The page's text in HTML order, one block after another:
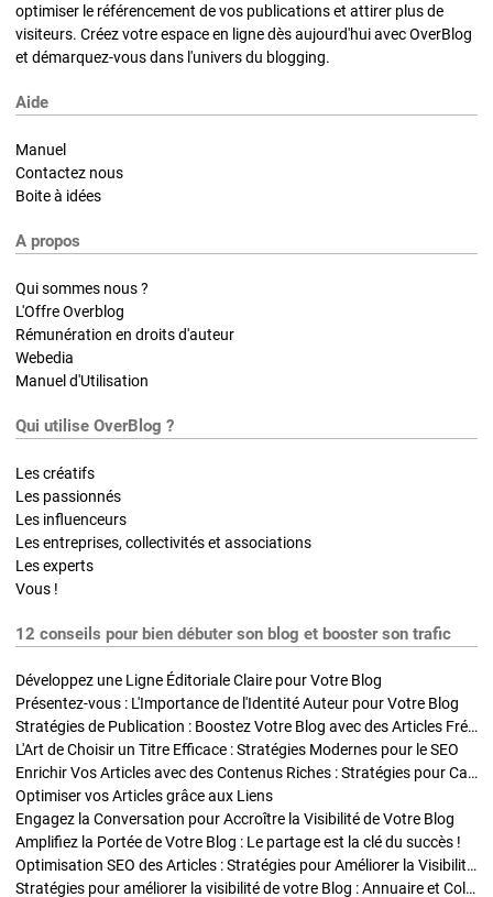
optimiser le référencement de vos publications et attirer plus de
visiteurs. Créez votre espace en ligne dès aujourd'hui avec OverBlog
et démarquez-vous dans l'univers du blogging.
Aide
Manuel
Contactez nous
Boite à idées
A propos
Qui sommes nous ?
L'Offre Overblog
Rémunération en droits d'auteur
Webedia
Manuel d'Utilisation
Qui utilise OverBlog ?
Les créatifs
Les passionnés
Les influenceurs
Les entreprises, collectivités et associations
Les experts
Vous !
12 conseils pour bien débuter son blog et booster son trafic
Développez une Ligne Éditoriale Claire pour Votre Blog
Présentez-vous : L'Importance de l'Identité Auteur pour Votre Blog
Stratégies de Publication : Boostez Votre Blog avec des Articles Fréquents et Exclusifs
L'Art de Choisir un Titre Efficace : Stratégies Modernes pour le SEO
Enrichir Vos Articles avec des Contenus Riches : Stratégies pour Captiver et Optimiser
Optimiser vos Articles grâce aux Liens
Engagez la Conversation pour Accroître la Visibilité de Votre Blog
Amplifiez la Portée de Votre Blog : Le partage est la clé du succès !
Optimisation SEO des Articles : Stratégies pour Améliorer la Visibilité de Votre Blog
Stratégies pour améliorer la visibilité de votre Blog : Annuaire et Collaborations